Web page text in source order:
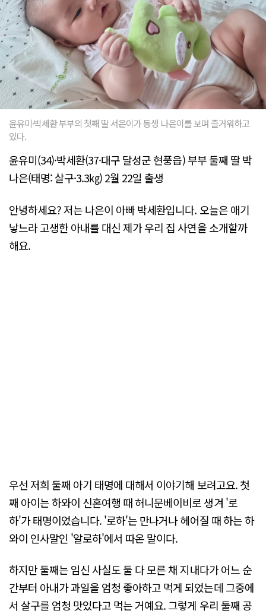
윤유미·박세환 부부의 첫째 딸 서은이가 동생 나은이를 보며 즐거워하고
있다.
윤유미(34)·박세환(37·대구 달성군 현풍읍) 부부 둘째 딸 박
나은(태명: 살구·3.3㎏) 2월 22일 출생
안녕하세요? 저는 나은이 아빠 박세환입니다. 오늘은 애기
낳느라 고생한 아내를 대신 제가 우리 집 사연을 소개할까
해요.
우선 저희 둘째 아기 태명에 대해서 이야기해 보려고요. 첫
째 아이는 하와이 신혼여행 때 허니문베이비로 생겨 '로
하'가 태명이었습니다. '로하'는 만나거나 헤어질 때 하는 하
와이 인사말인 '알로하'에서 따온 말이다.
하지만 둘째는 임신 사실도 둘 다 모른 채 지내다가 어느 순
간부터 아내가 과일을 엄청 좋아하고 먹게 되었는데 그중에
서 살구를 엄청 맛있다고 먹는 거예요. 그렇게 우리 둘째 공